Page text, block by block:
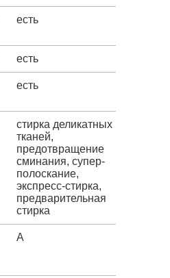
есть
есть
есть
стирка деликатных
тканей,
предотвращение
сминания, супер-
полоскание,
экспресс-стирка,
предварительная
стирка
A